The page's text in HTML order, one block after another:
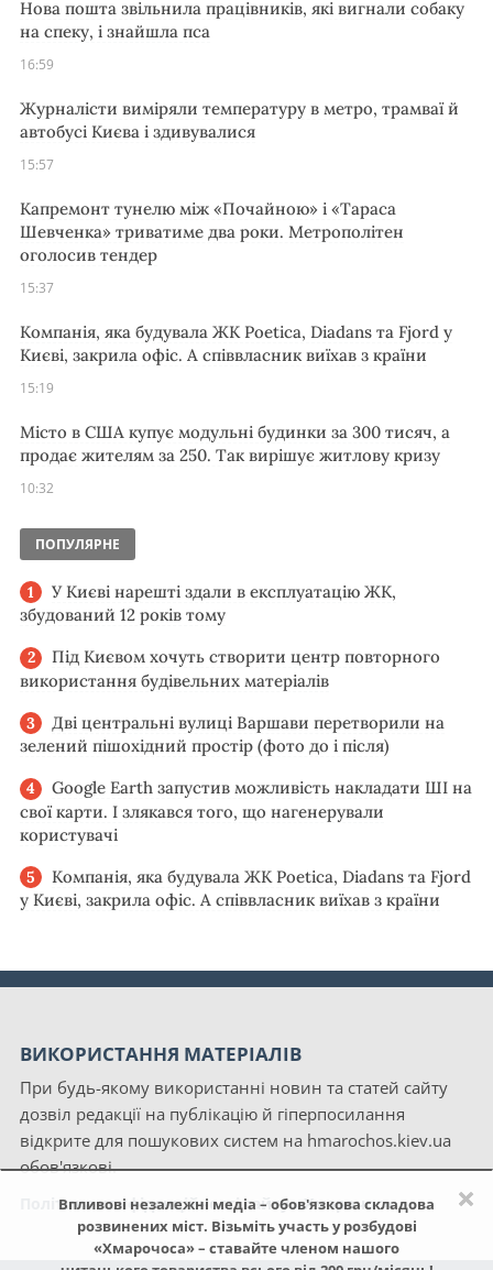
×
Впливові незалежні медіа – обов'язкова складова
розвинених міст. Візьміть участь у розбудові
«Хмарочоса» – ставайте членом нашого
Нова пошта звільнила працівників, які вигнали собаку
на спеку, і знайшла пса
16:59
Журналісти виміряли температуру в метро, трамваї й
автобусі Києва і здивувалися
15:57
Капремонт тунелю між «Почайною» і «Тараса
Шевченка» триватиме два роки. Метрополітен
оголосив тендер
15:37
Компанія, яка будувала ЖК Poetica, Diadans та Fjord у
Києві, закрила офіс. А співвласник виїхав з країни
15:19
Місто в США купує модульні будинки за 300 тисяч, а
продає жителям за 250. Так вирішує житлову кризу
10:32
ПОПУЛЯРНЕ
У Києві нарешті здали в експлуатацію ЖК,
збудований 12 років тому
Під Києвом хочуть створити центр повторного
використання будівельних матеріалів
Дві центральні вулиці Варшави перетворили на
зелений пішохідний простір (фото до і після)
Google Earth запустив можливість накладати ШІ на
свої карти. І злякався того, що нагенерували
користувачі
Компанія, яка будувала ЖК Poetica, Diadans та Fjord
у Києві, закрила офіс. А співвласник виїхав з країни
ВИКОРИСТАННЯ МАТЕРІАЛІВ
При будь-якому використанні новин та статей сайту
дозвіл редакції на публікацію й гіперпосилання
відкрите для пошукових систем на hmarochos.kiev.ua
обов'язкові.
Політика конфіденційності сайту «Хмарочос»